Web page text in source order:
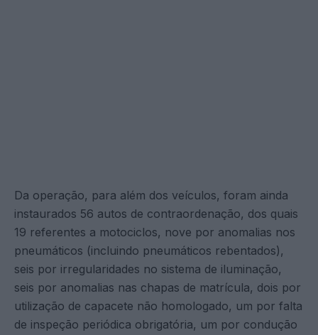
Da operação, para além dos veículos, foram ainda
instaurados 56 autos de contraordenação, dos quais
19 referentes a motociclos, nove por anomalias nos
pneumáticos (incluindo pneumáticos rebentados),
seis por irregularidades no sistema de iluminação,
seis por anomalias nas chapas de matrícula, dois por
utilização de capacete não homologado, um por falta
de inspeção periódica obrigatória, um por condução